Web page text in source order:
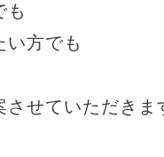
も
い方でも
させていただきま